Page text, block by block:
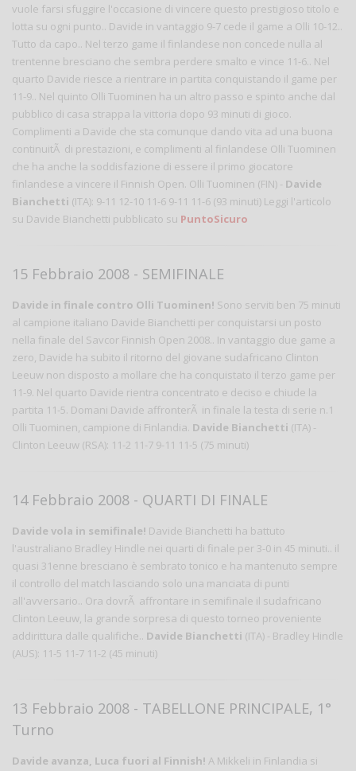
vuole farsi sfuggire l'occasione di vincere questo prestigioso titolo e
lotta su ogni punto.. Davide in vantaggio 9-7 cede il game a Olli 10-12..
Tutto da capo.. Nel terzo game il finlandese non concede nulla al
trentenne bresciano che sembra perdere smalto e vince 11-6.. Nel
quarto Davide riesce a rientrare in partita conquistando il game per
11-9.. Nel quinto Olli Tuominen ha un altro passo e spinto anche dal
pubblico di casa strappa la vittoria dopo 93 minuti di gioco.
Complimenti a Davide che sta comunque dando vita ad una buona
continuitÃ di prestazioni, e complimenti al finlandese Olli Tuominen
che ha anche la soddisfazione di essere il primo giocatore
finlandese a vincere il Finnish Open. Olli Tuominen (FIN) - Davide
Bianchetti (ITA): 9-11 12-10 11-6 9-11 11-6 (93 minuti) Leggi l'articolo
su Davide Bianchetti pubblicato su PuntoSicuro
15 Febbraio 2008 - SEMIFINALE
Davide in finale contro Olli Tuominen! Sono serviti ben 75 minuti
al campione italiano Davide Bianchetti per conquistarsi un posto
nella finale del Savcor Finnish Open 2008.. In vantaggio due game a
zero, Davide ha subito il ritorno del giovane sudafricano Clinton
Leeuw non disposto a mollare che ha conquistato il terzo game per
11-9. Nel quarto Davide rientra concentrato e deciso e chiude la
partita 11-5. Domani Davide affronterÃ in finale la testa di serie n.1
Olli Tuominen, campione di Finlandia. Davide Bianchetti (ITA) -
Clinton Leeuw (RSA): 11-2 11-7 9-11 11-5 (75 minuti)
14 Febbraio 2008 - QUARTI DI FINALE
Davide vola in semifinale! Davide Bianchetti ha battuto
l'australiano Bradley Hindle nei quarti di finale per 3-0 in 45 minuti.. il
quasi 31enne bresciano è sembrato tonico e ha mantenuto sempre
il controllo del match lasciando solo una manciata di punti
all'avversario.. Ora dovrÃ affrontare in semifinale il sudafricano
Clinton Leeuw, la grande sorpresa di questo torneo proveniente
addirittura dalle qualifiche.. Davide Bianchetti (ITA) - Bradley Hindle
(AUS): 11-5 11-7 11-2 (45 minuti)
13 Febbraio 2008 - TABELLONE PRINCIPALE, 1°
Turno
Davide avanza, Luca fuori al Finnish! A Mikkeli in Finlandia si